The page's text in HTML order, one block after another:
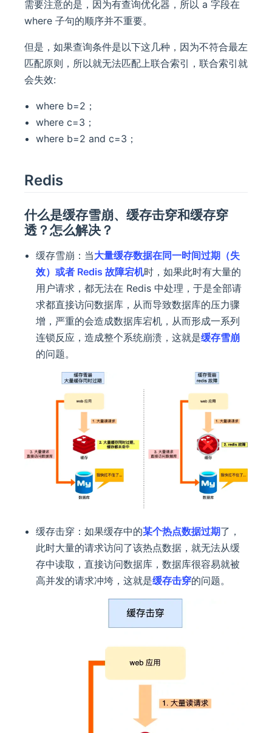
需要注意的是，因为有查询优化器，所以 a 字段在
where 子句的顺序并不重要。
但是，如果查询条件是以下这几种，因为不符合最左
匹配原则，所以就无法匹配上联合索引，联合索引就
会失效:
where b=2；
where c=3；
where b=2 and c=3；
Redis
什么是缓存雪崩、缓存击穿和缓存穿
透？怎么解决？
缓存雪崩：当大量缓存数据在同一时间过期（失
效）或者 Redis 故障宕机时，如果此时有大量的
用户请求，都无法在 Redis 中处理，于是全部请
求都直接访问数据库，从而导致数据库的压力骤
增，严重的会造成数据库宕机，从而形成一系列
连锁反应，造成整个系统崩溃，这就是缓存雪崩
的问题。
缓存击穿：如果缓存中的某个热点数据过期了，
此时大量的请求访问了该热点数据，就无法从缓
存中读取，直接访问数据库，数据库很容易就被
高并发的请求冲垮，这就是缓存击穿的问题。